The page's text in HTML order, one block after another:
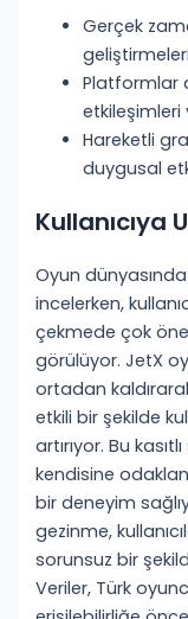
Gerçek
Platformlar
etkileşimleri
Hareketli
duygusal
Kullanıcıya
Oyun
incelerken,
çekmede çok
görülüyor. JetX
ortadan
etkili bir şekilde
artırıyor. Bu
kendisine
bir deneyim
gezinme,
sorunsuz bir
Veriler, Türk